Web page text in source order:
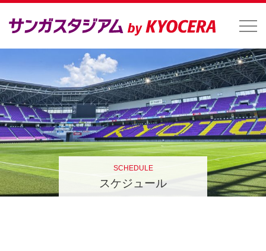
SCHEDULE
スケジュール